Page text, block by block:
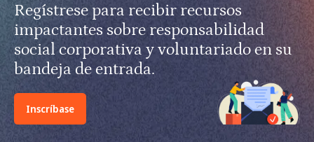
Regístrese para recibir recursos
impactantes sobre responsabilidad
social corporativa y voluntariado en su
bandeja de entrada.
Inscríbase